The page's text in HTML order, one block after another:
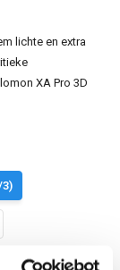
lichte en extra
XA Pro 3D
3)